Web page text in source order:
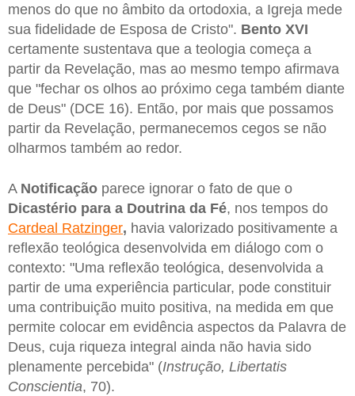
menos do que no âmbito da ortodoxia, a Igreja mede
sua fidelidade de Esposa de Cristo". Bento XVI
certamente sustentava que a teologia começa a
partir da Revelação, mas ao mesmo tempo afirmava
que "fechar os olhos ao próximo cega também diante
de Deus" (DCE 16). Então, por mais que possamos
partir da Revelação, permanecemos cegos se não
olharmos também ao redor.
A Notificação parece ignorar o fato de que o
Dicastério para a Doutrina da Fé, nos tempos do
Cardeal Ratzinger, havia valorizado positivamente a
reflexão teológica desenvolvida em diálogo com o
contexto: "Uma reflexão teológica, desenvolvida a
partir de uma experiência particular, pode constituir
uma contribuição muito positiva, na medida em que
permite colocar em evidência aspectos da Palavra de
Deus, cuja riqueza integral ainda não havia sido
plenamente percebida" (Instrução, Libertatis
Conscientia, 70).